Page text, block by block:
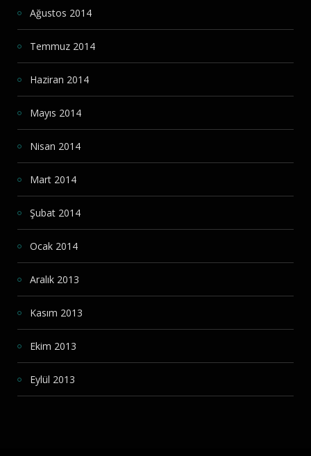
Ağustos 2014
Temmuz 2014
Haziran 2014
Mayıs 2014
Nisan 2014
Mart 2014
Şubat 2014
Ocak 2014
Aralık 2013
Kasım 2013
Ekim 2013
Eylül 2013